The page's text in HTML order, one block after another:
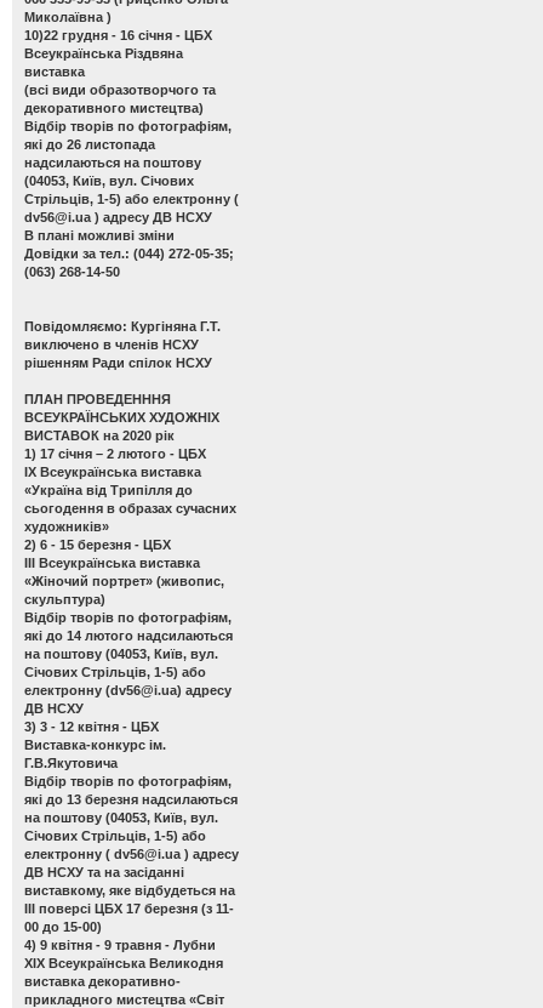
Миколаївна )
10)22 грудня - 16 січня - ЦБХ
Всеукраїнська Різдвяна
виставка
(всі види образотворчого та
декоративного мистецтва)
Відбір творів по фотографіям,
які до 26 листопада
надсилаються на поштову
(04053, Київ, вул. Січових
Стрільців, 1-5) або електронну (
dv56@i.ua ) адресу ДВ НСХУ
В плані можливі зміни
Довідки за тел.: (044) 272-05-35;
(063) 268-14-50
Повідомляємо: Кургіняна Г.Т.
виключено в членів НСХУ
рішенням Ради спілок НСХУ
ПЛАН ПРОВЕДЕНННЯ
ВСЕУКРАЇНСЬКИХ ХУДОЖНІХ
ВИСТАВОК на 2020 рік
1) 17 січня – 2 лютого - ЦБХ
ІХ Всеукраїнська виставка
«Україна від Трипілля до
сьогодення в образах сучасних
художників»
2) 6 - 15 березня - ЦБХ
ІІІ Всеукраїнська виставка
«Жіночий портрет» (живопис,
скульптура)
Відбір творів по фотографіям,
які до 14 лютого надсилаються
на поштову (04053, Київ, вул.
Січових Стрільців, 1-5) або
електронну (dv56@i.ua) адресу
ДВ НСХУ
3) 3 - 12 квітня - ЦБХ
Виставка-конкурс ім.
Г.В.Якутовича
Відбір творів по фотографіям,
які до 13 березня надсилаються
на поштову (04053, Київ, вул.
Січових Стрільців, 1-5) або
електронну ( dv56@i.ua ) адресу
ДВ НСХУ та на засіданні
виставкому, яке відбудеться на
ІІІ поверсі ЦБХ 17 березня (з 11-
00 до 15-00)
4) 9 квітня - 9 травня - Лубни
ХІХ Всеукраїнська Великодня
виставка декоративно-
прикладного мистецтва «Світ